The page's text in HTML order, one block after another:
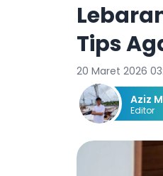
Tips
20 Maret 2026
Aziz
Editor